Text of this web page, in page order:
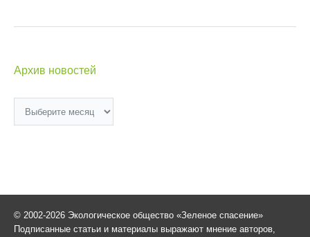
Архив новостей
новостей
© 2002-2026 Экологическое общество «Зеленое спасение»
Подписанные статьи и материалы выражают мнение авторов,